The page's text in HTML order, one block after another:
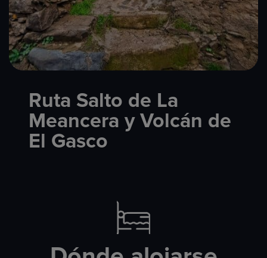
Ruta Salto de La
Meancera y Volcán de
El Gasco